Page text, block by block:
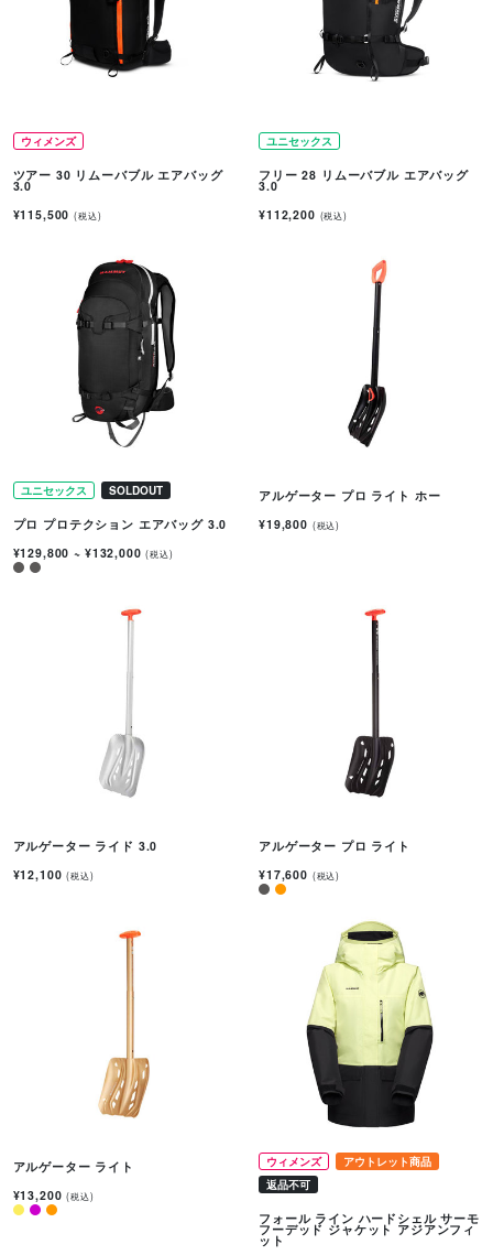
ウィメンズ
ツアー 30 リムーバブル エアバッグ
3.0
¥115,500(税込)
ユニセックス
フリー 28 リムーバブル エアバッグ
3.0
¥112,200 (税込)
ユニセックス SOLDOUT
プロ プロテクション エアバッグ 3.0
¥129,800~ ¥132,000(税込)
アルゲーター プロ ライト ホー
¥19,800 (税込)
アルゲーター ライド 3.0
¥12,100(税込)
アルゲーター プロ ライト
¥17,600 (税込)
アルゲーター ライト
¥13,200(税込)
ウィメンズ
アウトレット商品
返品不可
フォール ライン ハードシェル サーモ
フーデッド ジャケット アジアンフィ
ット